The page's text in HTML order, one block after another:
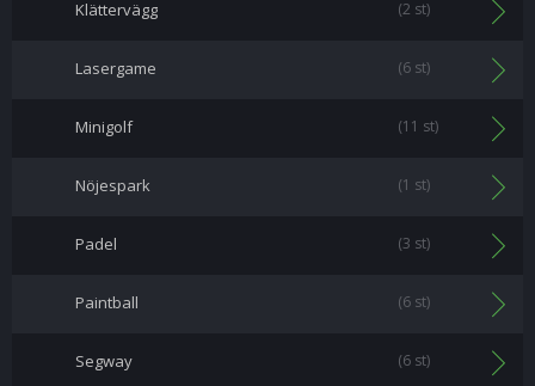
Klättervägg (2 st)
Lasergame (6 st)
Minigolf (11 st)
Nöjespark (1 st)
Padel (3 st)
Paintball (6 st)
Segway (6 st)